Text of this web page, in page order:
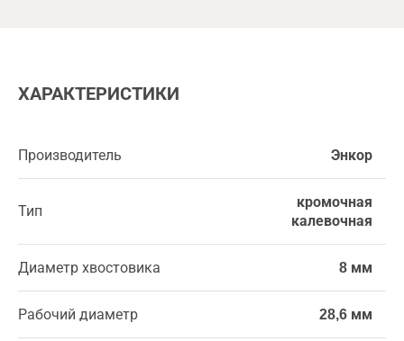
ХАРАКТЕРИСТИКИ
Производитель Энкор
Тип
кромочная
калевочная
Диаметр хвостовика 8 мм
Рабочий диаметр 28,6 мм